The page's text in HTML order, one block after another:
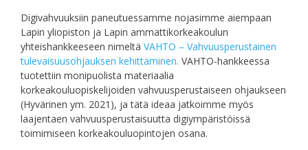
Digivahvuuksiin paneutuessamme nojasimme aiempaan
Lapin yliopiston ja Lapin ammattikorkeakoulun
yhteishankkeeseen nimeltä VAHTO – Vahvuusperustainen
tulevaisuusohjauksen kehittäminen. VAHTO-hankkeessa
tuotettiin monipuolista materiaalia
korkeakouluopiskelijoiden vahvuusperustaiseen ohjaukseen
(Hyvärinen ym. 2021), ja tätä ideaa jatkoimme myös
laajentaen vahvuusperustaisuutta digiympäristöissä
toimimiseen korkeakouluopintojen osana.